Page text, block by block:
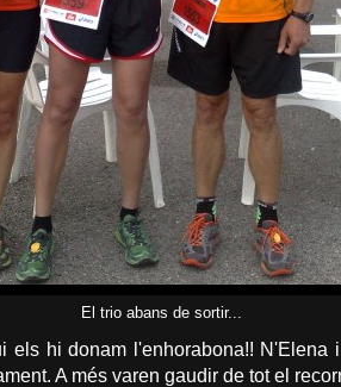
El trio abans de sortir...
els hi donam l'enhorabona!! N'Elena
A més varen gaudir de tot el